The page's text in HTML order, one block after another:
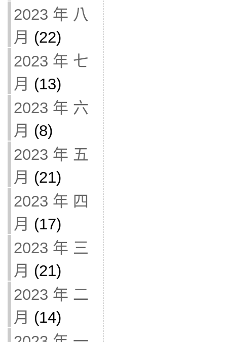
2023 年 八
月 (22)
2023 年 七
月 (13)
2023 年 六
月 (8)
2023 年 五
月 (21)
2023 年 四
月 (17)
2023 年 三
月 (21)
2023 年 二
月 (14)